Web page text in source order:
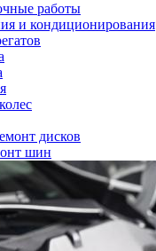
работы
и кондиционирования
дисков
шин